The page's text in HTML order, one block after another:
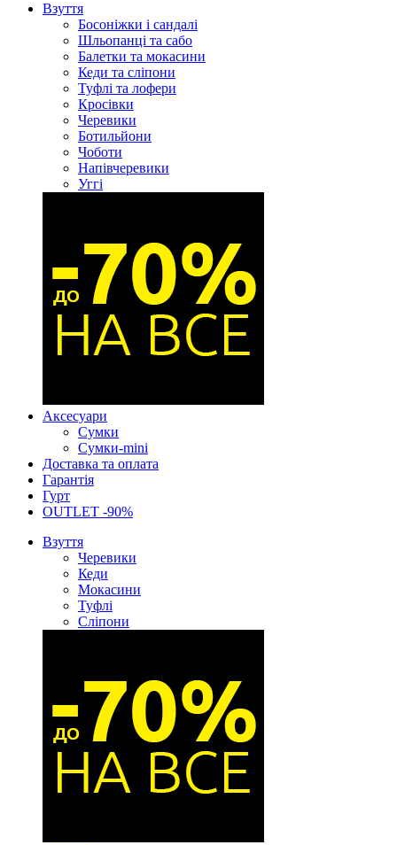
Взуття
Босоніжки і сандалі
Шльопанці та сабо
Балетки та мокасини
Кеди та сліпони
Туфлі та лофери
Кросівки
Черевики
Ботильйони
Чоботи
Напівчеревики
Уггі
Аксесуари
Сумки
Сумки-mini
Доставка та оплата
Гарантія
Гурт
OUTLET -90%
Взуття
Черевики
Кеди
Мокасини
Туфлі
Сліпони